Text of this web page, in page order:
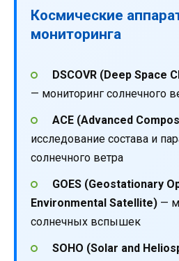
Космические
мониторинга
DSCOVR (Deep Space
— мониторинг солнечного
ACE (Advanced
исследование состава и
солнечного ветра
GOES (Geostationary
Environmental Satellite) —
солнечных вспышек
SOHO (Solar and